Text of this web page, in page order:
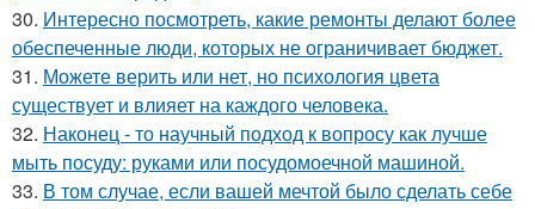
30. Интересно посмотреть, какие ремонты делают более
обеспеченные люди, которых не ограничивает бюджет.
31. Можете верить или нет, но психология цвета
существует и влияет на каждого человека.
32. Наконец - то научный подход к вопросу как лучше
мыть посуду: руками или посудомоечной машиной.
33. В том случае, если вашей мечтой было сделать себе